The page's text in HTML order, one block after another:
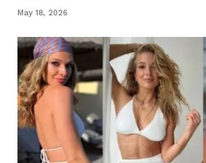
May 18, 2026